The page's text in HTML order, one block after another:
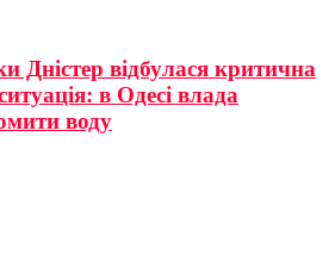
Дністер відбулася критична
в Одесі влада
воду